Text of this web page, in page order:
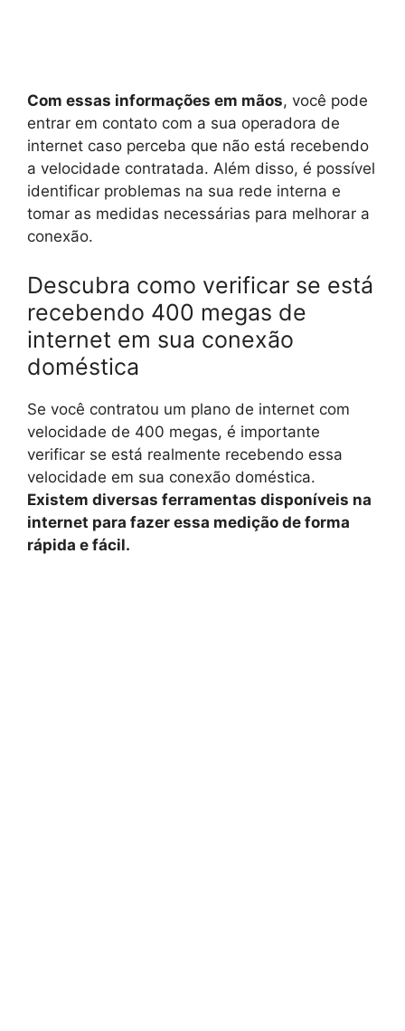
Com essas informações em mãos, você pode
entrar em contato com a sua operadora de
internet caso perceba que não está recebendo
a velocidade contratada. Além disso, é possível
identificar problemas na sua rede interna e
tomar as medidas necessárias para melhorar a
conexão.
Descubra como verificar se está
recebendo 400 megas de
internet em sua conexão
doméstica
Se você contratou um plano de internet com
velocidade de 400 megas, é importante
verificar se está realmente recebendo essa
velocidade em sua conexão doméstica.
Existem diversas ferramentas disponíveis na
internet para fazer essa medição de forma
rápida e fácil.